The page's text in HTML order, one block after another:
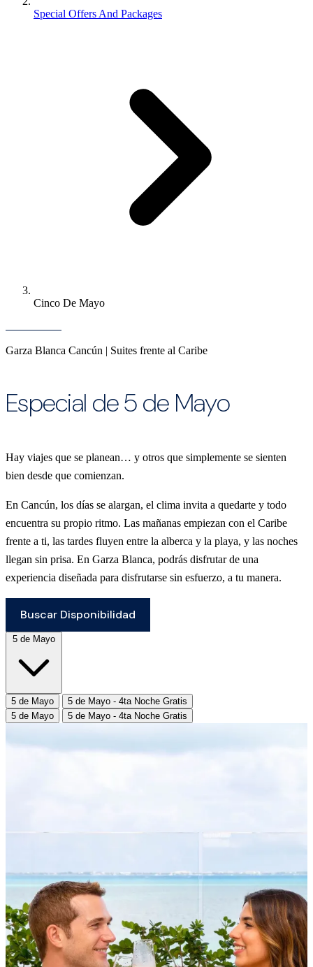
Special Offers And Packages
Cinco De Mayo
Garza Blanca Cancún | Suites frente al Caribe
Especial de 5 de Mayo
Hay viajes que se planean… y otros que simplemente se sienten
bien desde que comienzan.
En Cancún, los días se alargan, el clima invita a quedarte y todo
encuentra su propio ritmo. Las mañanas empiezan con el Caribe
frente a ti, las tardes fluyen entre la alberca y la playa, y las noches
llegan sin prisa. En Garza Blanca, podrás disfrutar de una
experiencia diseñada para disfrutarse sin esfuerzo, a tu manera.
Buscar Disponibilidad
5 de Mayo
5 de Mayo
5 de Mayo - 4ta Noche Gratis
5 de Mayo
5 de Mayo - 4ta Noche Gratis